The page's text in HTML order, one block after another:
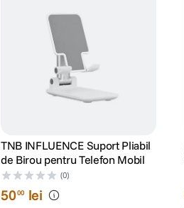
TNB INFLUENCE Suport Pliabil
de Birou pentru Telefon Mobil
(0)
5000 lei